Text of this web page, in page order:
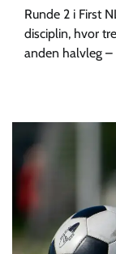
Runde 2 i First
disciplin, hvor
anden halvleg